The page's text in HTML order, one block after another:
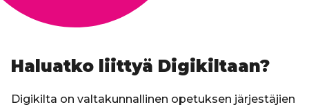
Haluatko liittyä Digikiltaan?
Digikilta on valtakunnallinen opetuksen järjestäjien